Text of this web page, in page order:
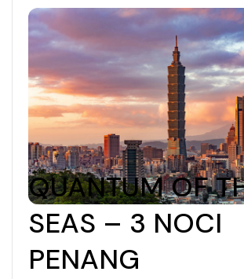
QUANTUM OF
SEAS – 3 NOCI
PENANG